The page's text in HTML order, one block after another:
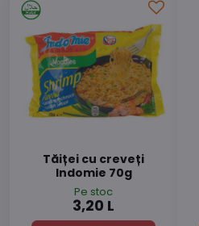
Tăiței cu creveți
Indomie 70g
Pe stoc
3,20 L